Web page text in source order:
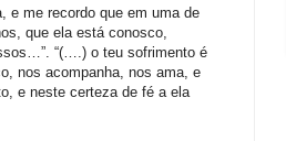
e me recordo que em uma de
que ela está conosco,
“(….) o teu sofrimento é
nos acompanha, nos ama, e
e neste certeza de fé a ela